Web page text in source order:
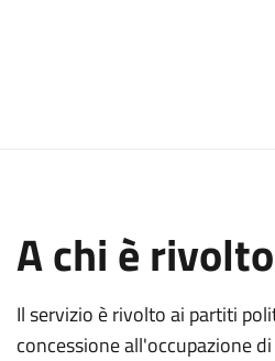
A chi è rivolto
Il servizio è rivolto ai partiti
concessione all'occupazione